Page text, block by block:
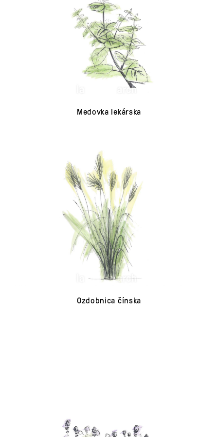
Medovka lekárska
Ozdobnica čínska